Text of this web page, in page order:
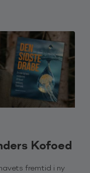
Kofoed
fremtid i ny